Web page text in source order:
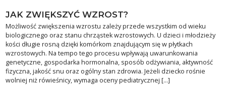
JAK ZWIĘKSZYĆ WZROST?
Możliwość zwiększenia wzrostu zależy przede wszystkim od wieku
biologicznego oraz stanu chrząstek wzrostowych. U dzieci i młodzieży
kości długie rosną dzięki komórkom znajdującym się w płytkach
wzrostowych. Na tempo tego procesu wpływają uwarunkowania
genetyczne, gospodarka hormonalna, sposób odżywiania, aktywność
fizyczna, jakość snu oraz ogólny stan zdrowia. Jeżeli dziecko rośnie
wolniej niż rówieśnicy, wymaga oceny pediatrycznej […]